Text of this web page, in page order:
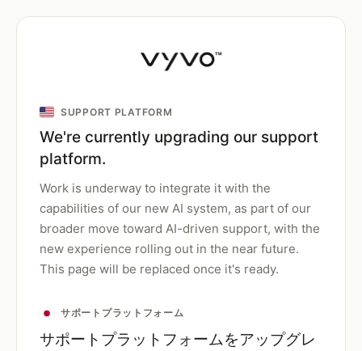
SUPPORT PLATFORM
We're currently upgrading our support
platform.
Work is underway to integrate it with the
capabilities of our new AI system, as part of our
broader move toward AI-driven support, with the
new experience rolling out in the near future.
This page will be replaced once it's ready.
サポートプラットフォーム
サポートプラットフォームをアップグレ